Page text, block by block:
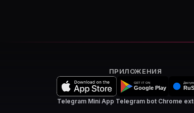
ПРИЛОЖЕНИЯ
Telegram Mini App·Telegram bot·Chrome